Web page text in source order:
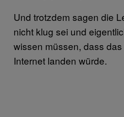
Und trotzdem sagen die
nicht klug sei und
wissen müssen, dass
Internet landen würde.